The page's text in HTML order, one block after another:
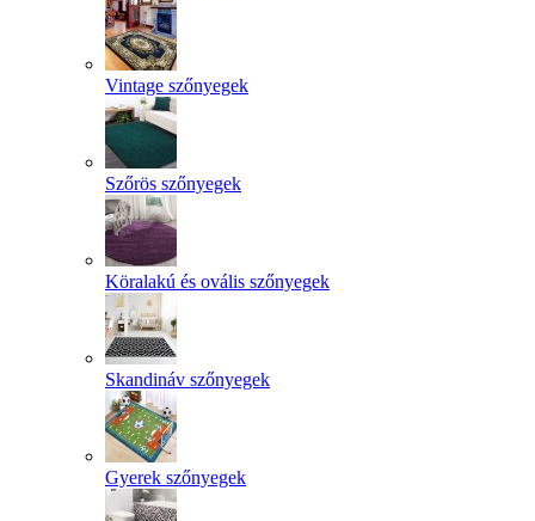
Vintage szőnyegek
Szőrös szőnyegek
Köralakú és ovális szőnyegek
Skandináv szőnyegek
Gyerek szőnyegek